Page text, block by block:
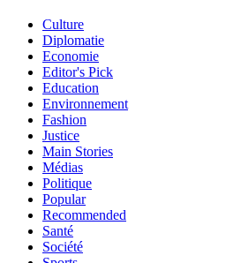
Culture
Diplomatie
Economie
Editor's Pick
Education
Environnement
Fashion
Justice
Main Stories
Médias
Politique
Popular
Recommended
Santé
Société